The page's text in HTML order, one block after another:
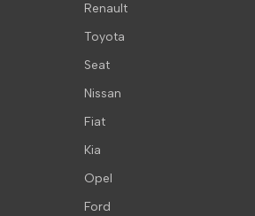
Renault
Toyota
Seat
Nissan
Fiat
Kia
Opel
Ford